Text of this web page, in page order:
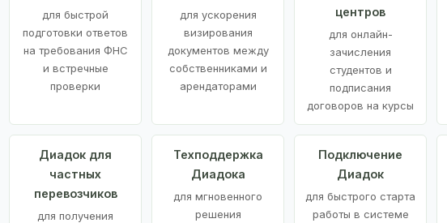
для быстрой
подготовки ответов
на требования ФНС
и встречные
проверки
для ускорения
визирования
документов между
собственниками и
арендаторами
центров
для онлайн-
зачисления
студентов и
подписания
договоров на курсы
Диадок для
частных
перевозчиков
для получения
Техподдержка
Диадока
для мгновенного
решения
Подключение
Диадок
для быстрого старта
работы в системе